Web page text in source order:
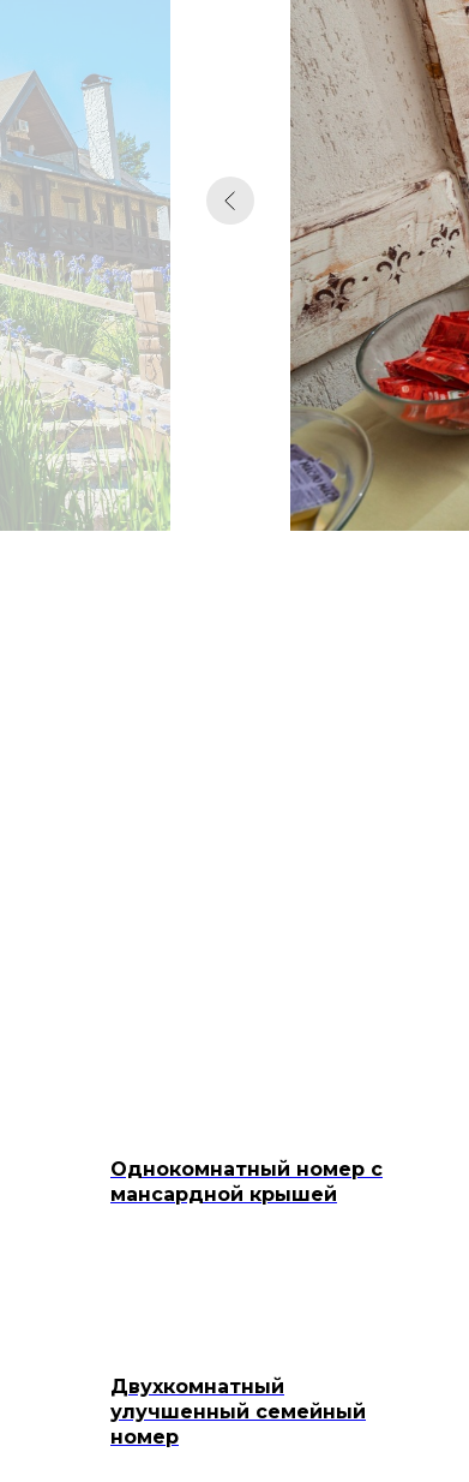
Однокомнатный номер с
мансардной крышей
Двухкомнатный
улучшенный семейный
номер